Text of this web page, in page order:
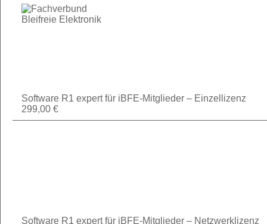
Software R1 expert für iBFE-Mitglieder – Einzellizenz
299,00 €
Software R1 expert für iBFE-Mitglieder – Netzwerklizenz